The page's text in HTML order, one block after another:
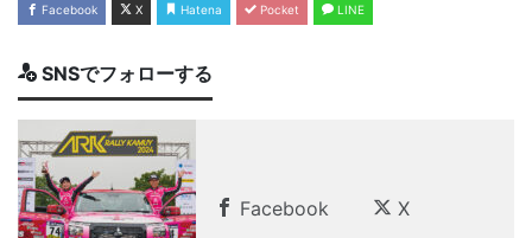
Facebook X Hatena Pocket LINE
SNSでフォローする
Facebook X